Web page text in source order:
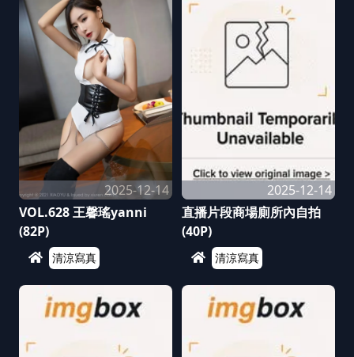
2025-12-14
VOL.628 王馨瑤yanni
(82P)
清涼寫真
2025-12-14
直播片段商場廁所內自拍
(40P)
清涼寫真